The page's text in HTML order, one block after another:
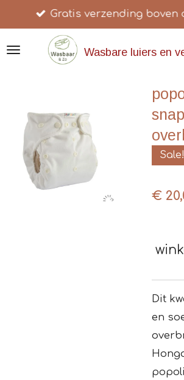
direct
naar
Wasbare luiers en
Gratis verzending boven
Sale!
€
Dit
en